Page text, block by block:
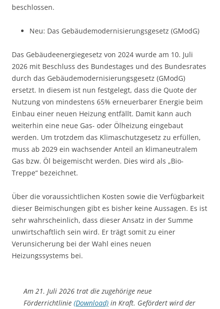
beschlossen.
Neu: Das Gebäudemodernisierungsgesetz (GModG)
Das Gebäudeenergiegesetz von 2024 wurde am 10. Juli
2026 mit Beschluss des Bundestages und des Bundesrates
durch das Gebäudemodernisierungsgesetz (GModG)
ersetzt. In diesem ist nun festgelegt, dass die Quote der
Nutzung von mindestens 65% erneuerbarer Energie beim
Einbau einer neuen Heizung entfällt. Damit kann auch
weiterhin eine neue Gas- oder Ölheizung eingebaut
werden. Um trotzdem das Klimaschutzgesetz zu erfüllen,
muss ab 2029 ein wachsender Anteil an klimaneutralem
Gas bzw. Öl beigemischt werden. Dies wird als „Bio-
Treppe“ bezeichnet.
Über die voraussichtlichen Kosten sowie die Verfügbarkeit
dieser Beimischungen gibt es bisher keine Aussagen. Es ist
sehr wahrscheinlich, dass dieser Ansatz in der Summe
unwirtschaftlich sein wird. Er trägt somit zu einer
Verunsicherung bei der Wahl eines neuen
Heizungssystems bei.
Am 21. Juli 2026 trat die zugehörige neue
Förderrichtlinie (Download) in Kraft. Gefördert wird der